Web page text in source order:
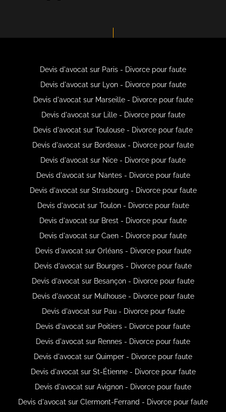
Devis d'avocat sur Paris - Divorce pour faute
Devis d'avocat sur Lyon - Divorce pour faute
Devis d'avocat sur Marseille - Divorce pour faute
Devis d'avocat sur Lille - Divorce pour faute
Devis d'avocat sur Toulouse - Divorce pour faute
Devis d'avocat sur Bordeaux - Divorce pour faute
Devis d'avocat sur Nice - Divorce pour faute
Devis d'avocat sur Nantes - Divorce pour faute
Devis d'avocat sur Strasbourg - Divorce pour faute
Devis d'avocat sur Toulon - Divorce pour faute
Devis d'avocat sur Brest - Divorce pour faute
Devis d'avocat sur Caen - Divorce pour faute
Devis d'avocat sur Orléans - Divorce pour faute
Devis d'avocat sur Bourges - Divorce pour faute
Devis d'avocat sur Besançon - Divorce pour faute
Devis d'avocat sur Mulhouse - Divorce pour faute
Devis d'avocat sur Pau - Divorce pour faute
Devis d'avocat sur Poitiers - Divorce pour faute
Devis d'avocat sur Rennes - Divorce pour faute
Devis d'avocat sur Quimper - Divorce pour faute
Devis d'avocat sur St-Étienne - Divorce pour faute
Devis d'avocat sur Avignon - Divorce pour faute
Devis d'avocat sur Clermont-Ferrand - Divorce pour faute